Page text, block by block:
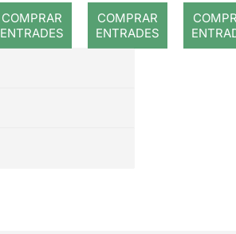
COMPRAR
ENTRADES
COMPRAR
ENTRADES
ció